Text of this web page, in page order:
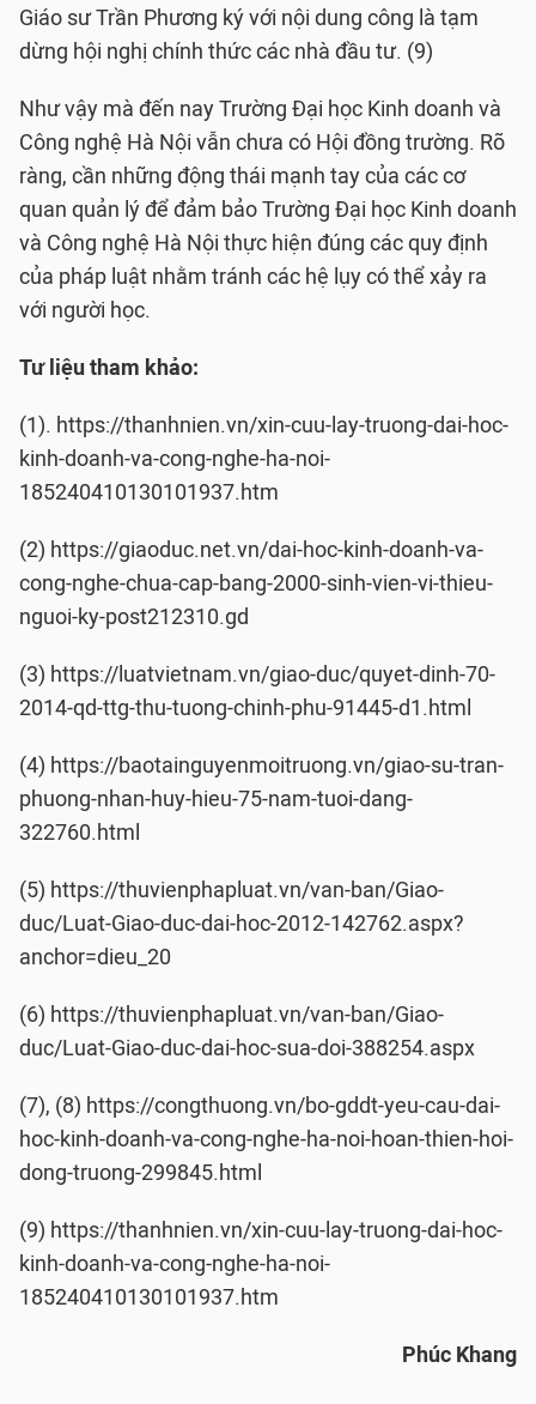
Giáo sư Trần Phương ký với nội dung công là tạm
dừng hội nghị chính thức các nhà đầu tư. (9)
Như vậy mà đến nay Trường Đại học Kinh doanh và
Công nghệ Hà Nội vẫn chưa có Hội đồng trường. Rõ
ràng, cần những động thái mạnh tay của các cơ
quan quản lý để đảm bảo Trường Đại học Kinh doanh
và Công nghệ Hà Nội thực hiện đúng các quy định
của pháp luật nhằm tránh các hệ lụy có thể xảy ra
với người học.
Tư liệu tham khảo:
(1). https://thanhnien.vn/xin-cuu-lay-truong-dai-hoc-
kinh-doanh-va-cong-nghe-ha-noi-
185240410130101937.htm
(2) https://giaoduc.net.vn/dai-hoc-kinh-doanh-va-
cong-nghe-chua-cap-bang-2000-sinh-vien-vi-thieu-
nguoi-ky-post212310.gd
(3) https://luatvietnam.vn/giao-duc/quyet-dinh-70-
2014-qd-ttg-thu-tuong-chinh-phu-91445-d1.html
(4) https://baotainguyenmoitruong.vn/giao-su-tran-
phuong-nhan-huy-hieu-75-nam-tuoi-dang-
322760.html
(5) https://thuvienphapluat.vn/van-ban/Giao-
duc/Luat-Giao-duc-dai-hoc-2012-142762.aspx?
anchor=dieu_20
(6) https://thuvienphapluat.vn/van-ban/Giao-
duc/Luat-Giao-duc-dai-hoc-sua-doi-388254.aspx
(7), (8) https://congthuong.vn/bo-gddt-yeu-cau-dai-
hoc-kinh-doanh-va-cong-nghe-ha-noi-hoan-thien-hoi-
dong-truong-299845.html
(9) https://thanhnien.vn/xin-cuu-lay-truong-dai-hoc-
kinh-doanh-va-cong-nghe-ha-noi-
185240410130101937.htm
Phúc Khang